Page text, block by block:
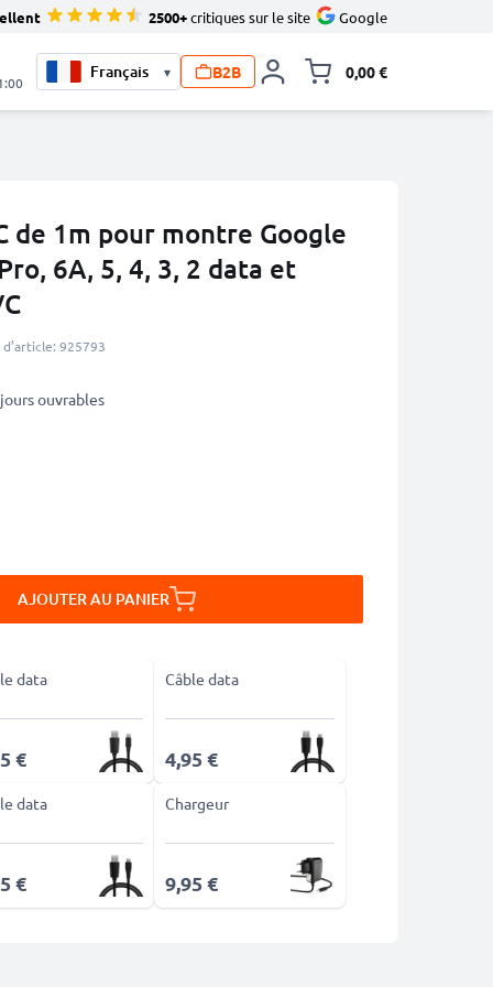
2500+critiques sur le site Google
▾ B2B 0,00 €
de 1m pour montre Google
6A, 5, 4, 3, 2 data et
925793
ouvrables
AJOUTER AU PANIER
data
€
Câble data
4,95 €
data
€
Chargeur
9,95 €